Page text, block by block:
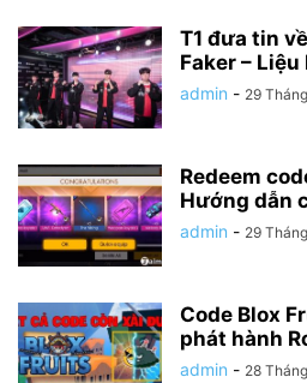
T1 đưa tin
Faker – Liệu
admin - 29
Redeem
Hướng dẫn
admin - 29
Code Blox
phát hành
admin - 28